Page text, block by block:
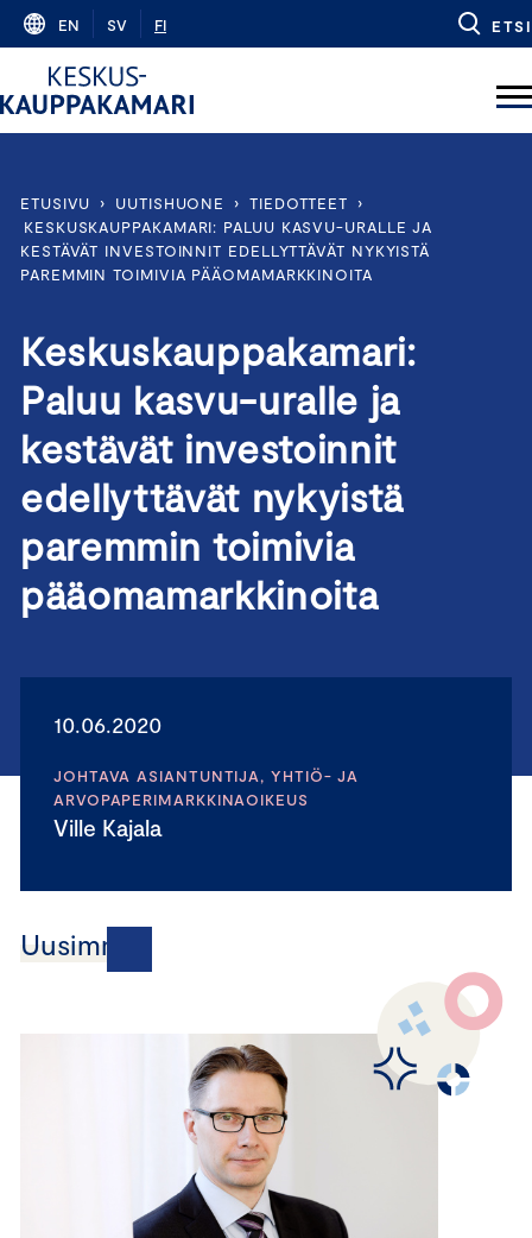
Skip
content
EN SV FI ETSI
ETUSIVU › UUTISHUONE › TIEDOTTEET
›
KESKUSKAUPPAKAMARI: PALUU KASVU-URALLE JA
KESTÄVÄT INVESTOINNIT EDELLYTTÄVÄT NYKYISTÄ
PAREMMIN TOIMIVIA PÄÄOMAMARKKINOITA
Keskuskauppakamari:
Paluu kasvu-uralle ja
kestävät investoinnit
edellyttävät nykyistä
paremmin toimivia
pääomamarkkinoita
10.06.2020
JOHTAVA ASIANTUNTIJA, YHTIÖ- JA
ARVOPAPERIMARKKINAOIKEUS
Ville Kajala
Uusimmat